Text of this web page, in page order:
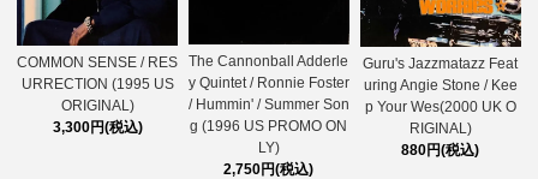
COMMON SENSE / RES
URRECTION (1995 US
ORIGINAL)
3,300円(税込)
The Cannonball Adderle
y Quintet / Ronnie Foster
/ Hummin' / Summer Son
g (1996 US PROMO ON
LY)
2,750円(税込)
Guru's Jazzmatazz Feat
uring Angie Stone / Kee
p Your Wes(2000 UK O
RIGINAL)
880円(税込)